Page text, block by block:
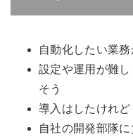
自動化したい業
設定や運用が難
そう
導入はしたけれ
自社の開発部隊